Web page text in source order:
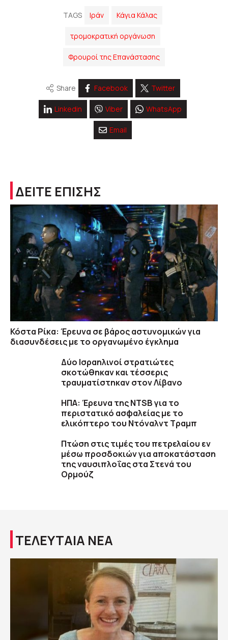
TAGS Ιράν Κάγια Κάλας
τρομοκρατική οργάνωση
Φρουροί της Επανάστασης
Share Facebook Twitter
Linkedin Viber WhatsApp
Email
ΔΕΙΤΕ ΕΠΙΣΗΣ
Κόστα Ρίκα: Έρευνα σε βάρος αστυνομικών για
διασυνδέσεις με το οργανωμένο έγκλημα
Δύο Ισραηλινοί στρατιώτες
σκοτώθηκαν και τέσσερις
τραυματίστηκαν στον Λίβανο
ΗΠΑ: Έρευνα της NTSB για το
περιστατικό ασφαλείας με το
ελικόπτερο του Ντόναλντ Τραμπ
Πτώση στις τιμές του πετρελαίου εν
μέσω προσδοκιών για αποκατάσταση
της ναυσιπλοΐας στα Στενά του
Ορμούζ
ΤΕΛΕΥΤΑΙΑ ΝΕΑ